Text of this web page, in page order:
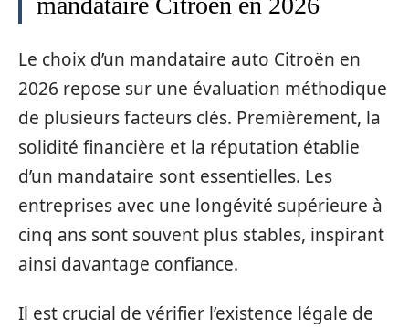
Le choix d’un mandataire auto Citroën en
2026 repose sur une évaluation méthodique
de plusieurs facteurs clés. Premièrement, la
solidité financière et la réputation établie
d’un mandataire sont essentielles. Les
entreprises avec une longévité supérieure à
cinq ans sont souvent plus stables, inspirant
ainsi davantage confiance.
Il est crucial de vérifier l’existence légale de